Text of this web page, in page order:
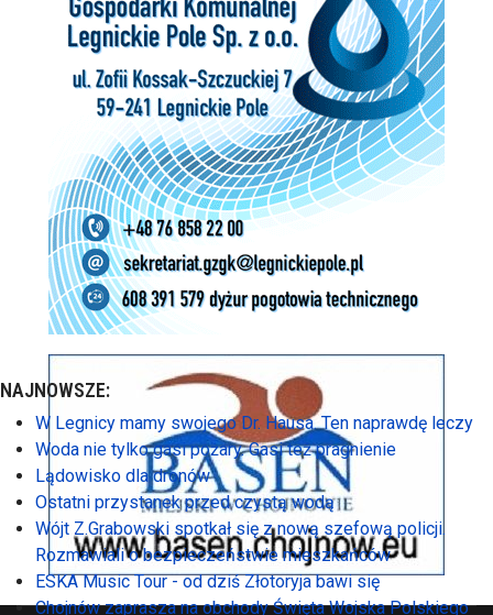
NAJNOWSZE:
W Legnicy mamy swojego Dr. Hausa. Ten naprawdę leczy
Woda nie tylko gasi pożary. Gasi też pragnienie
Lądowisko dla dronów
Ostatni przystanek przed czystą wodą
Wójt Z.Grabowski spotkał się z nową szefową policji.
Rozmawiali o bezpieczeństwie mieszkańców
ESKA Music Tour - od dziś Złotoryja bawi się
Chojnów zaprasza na obchody Święta Wojska Polskiego